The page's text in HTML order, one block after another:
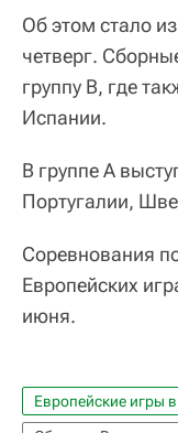
Об этом стало
четверг.
группу B, где
Испании.
В группе A
Португалии,
Соревнования
Европейских
июня.
Европейские игры